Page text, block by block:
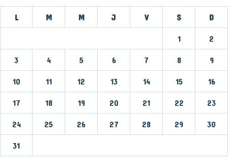
L M M J V S D
1 2
3 4 5 6 7 8 9
10 11 12 13 14 15 16
17 18 19 20 21 22 23
24 25 26 27 28 29 30
31